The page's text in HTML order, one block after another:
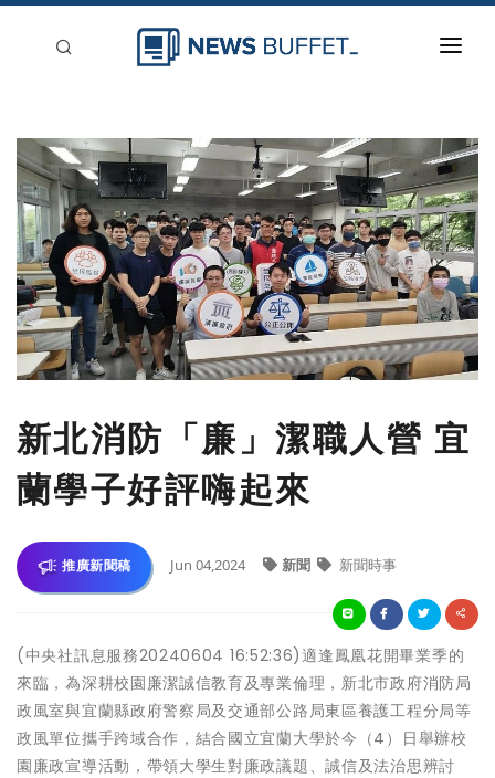
新聞稿分類
登入
刊登
新北消防「廉」潔職人營 宜
蘭學子好評嗨起來
推廣新聞稿 Jun 04,2024 新聞 新聞時事
(中央社訊息服務20240604 16:52:36)適逢鳳凰花開畢業季的
來臨，為深耕校園廉潔誠信教育及專業倫理，新北市政府消防局
政風室與宜蘭縣政府警察局及交通部公路局東區養護工程分局等
政風單位攜手跨域合作，結合國立宜蘭大學於今（4）日舉辦校
園廉政宣導活動，帶領大學生對廉政議題、誠信及法治思辨討